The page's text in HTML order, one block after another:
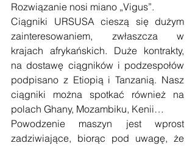
Rozwiązanie nosi miano „Vigus”.
Ciągniki URSUSA cieszą się dużym
zainteresowaniem, zwłaszcza w
krajach afrykańskich. Duże kontrakty,
na dostawę ciągników i podzespołów
podpisano z Etiopią i Tanzanią. Nasz
ciągniki można spotkać również na
polach Ghany, Mozambiku, Kenii…
Powodzenie maszyn jest wprost
zadziwiające, biorąc pod uwagę, że